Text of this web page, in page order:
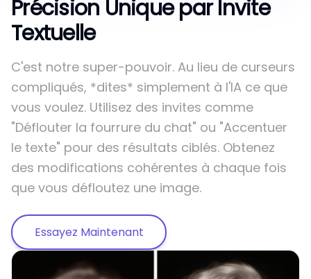
Précision Unique par Invite
Textuelle
C'est notre super-pouvoir. Au lieu de curseurs
compliqués, *dites* simplement à l'IA ce que
vous voulez. Utilisez des invites comme
"Déflouter la fourrure du chat" ou "Accentuer
le texte" pour des résultats ciblés. Obtenez
des modifications cohérentes à chaque fois
que vous défloutez une image.
Essayez Maintenant